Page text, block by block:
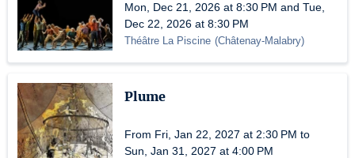
Mon, Dec 21, 2026 at 8:30 PM and Tue,
Dec 22, 2026 at 8:30 PM
Théâtre La Piscine (Châtenay-Malabry)
Plume
From Fri, Jan 22, 2027 at 2:30 PM to
Sun, Jan 31, 2027 at 4:00 PM